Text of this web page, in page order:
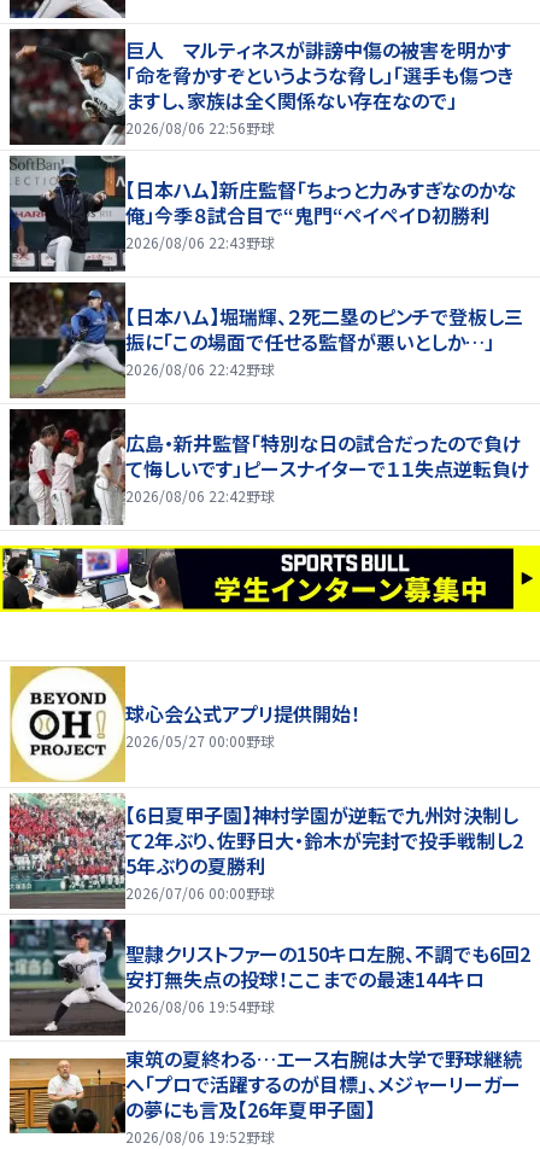
巨人 マルティネスが誹謗中傷の被害を明かす
「命を脅かすぞというような脅し」「選手も傷つき
ますし、家族は全く関係ない存在なので」
2026/08/06 22:56野球
【日本ハム】新庄監督「ちょっと力みすぎなのかな
俺」今季８試合目で“鬼門“ペイペイＤ初勝利
2026/08/06 22:43野球
【日本ハム】堀瑞輝、２死二塁のピンチで登板し三
振に「この場面で任せる監督が悪いとしか…」
2026/08/06 22:42野球
広島・新井監督「特別な日の試合だったので負け
て悔しいです」ピースナイターで１１失点逆転負け
2026/08/06 22:42野球
球心会公式アプリ提供開始！
2026/05/27 00:00野球
【6日夏甲子園】神村学園が逆転で九州対決制し
て2年ぶり、佐野日大・鈴木が完封で投手戦制し2
5年ぶりの夏勝利
2026/07/06 00:00野球
聖隷クリストファーの150キロ左腕、不調でも6回2
安打無失点の投球！ここまでの最速144キロ
2026/08/06 19:54野球
東筑の夏終わる…エース右腕は大学で野球継続
へ「プロで活躍するのが目標」、メジャーリーガー
の夢にも言及【26年夏甲子園】
2026/08/06 19:52野球